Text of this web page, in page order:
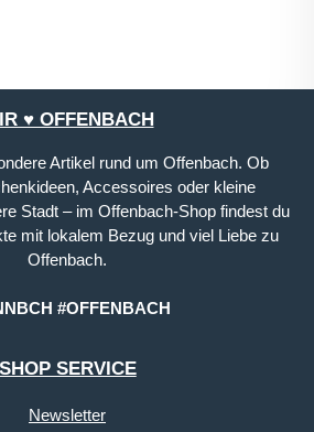
♥ OFFENBACH
Artikel rund um Offenbach. Ob
Accessoires oder kleine
Stadt – im Offenbach-Shop findest du
mit lokalem Bezug und viel Liebe zu
Offenbach.
#OFFENBACH
SHOP SERVICE
Newsletter